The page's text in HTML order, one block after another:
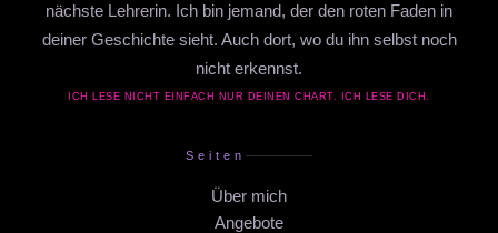
nächste Lehrerin. Ich bin jemand, der den roten Faden in
deiner Geschichte sieht. Auch dort, wo du ihn selbst noch
nicht erkennst.
ICH LESE NICHT EINFACH NUR DEINEN CHART. ICH LESE DICH.
Seiten
Über mich
Angebote